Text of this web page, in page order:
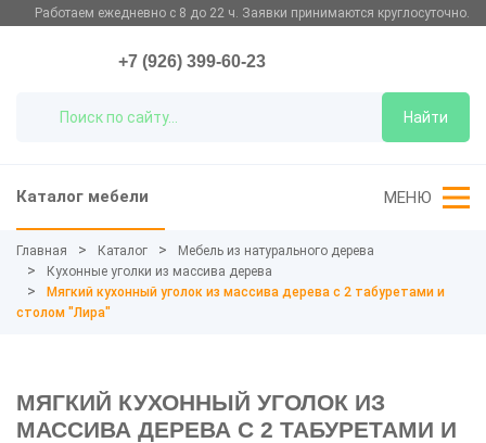
Работаем ежедневно с 8 до 22 ч. Заявки принимаются круглосуточно.
Найти
+7 (926) 399-60-23
Каталог мебели МЕНЮ
Главная Каталог
Мебель из натурального дерева
Кухонные уголки из массива дерева
Мягкий кухонный уголок из массива дерева с 2 табуретами и
столом "Лира"
МЯГКИЙ КУХОННЫЙ УГОЛОК ИЗ
МАССИВА ДЕРЕВА С 2 ТАБУРЕТАМИ И